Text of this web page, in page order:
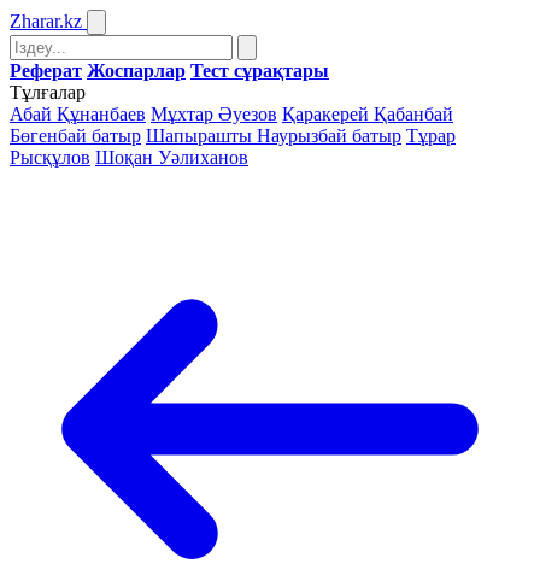
Zharar.kz
Реферат Жоспарлар Тест сұрақтары
Тұлғалар
Абай Құнанбаев Мұхтар Әуезов Қаракерей Қабанбай
Бөгенбай батыр Шапырашты Наурызбай батыр Тұрар
Рысқұлов Шоқан Уәлиханов